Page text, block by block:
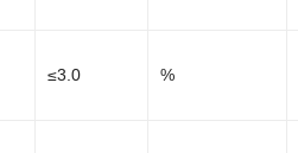
≤3.0 %